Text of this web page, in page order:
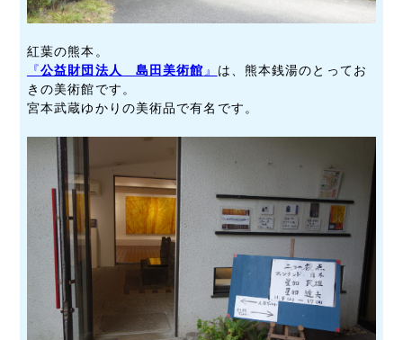
紅葉の熊本。
『公益財団法人 島田美術館 』 は、熊本銭湯のとってお
きの美術館です。
宮本武蔵ゆかりの美術品で有名です。